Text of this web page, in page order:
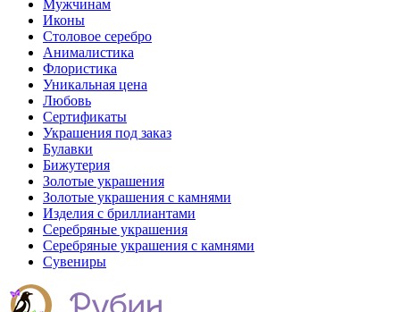
Мужчинам
Иконы
Столовое серебро
Анималистика
Флористика
Уникальная цена
Любовь
Сертификаты
Украшения под заказ
Булавки
Бижутерия
Золотые украшения
Золотые украшения с камнями
Изделия с бриллиантами
Серебряные украшения
Серебряные украшения с камнями
Сувениры